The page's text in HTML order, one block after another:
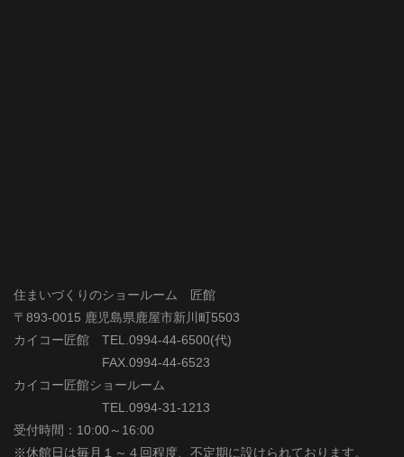
住まいづくりのショールーム 匠館
〒893-0015 鹿児島県鹿屋市新川町5503
カイコー匠館 TEL.0994-44-6500(代)
FAX.0994-44-6523
カイコー匠館ショールーム
TEL.0994-31-1213
受付時間：10:00～16:00
※休館日は毎月１～４回程度、不定期に設けられております。